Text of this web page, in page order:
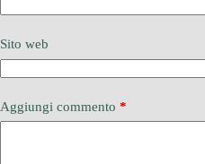
Sito web
Aggiungi commento *